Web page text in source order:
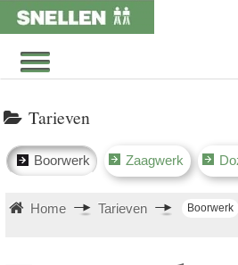
Tarieven
Boorwerk Zaagwerk
Home Tarieven Boorwerk